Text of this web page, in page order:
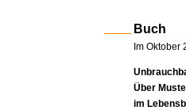
Buch
Im Oktober
Über
im